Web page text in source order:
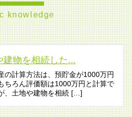
knowledge
建物を相続した...
の計算方法は、預貯金が1000万円
ちろん評価額は1000万円と計算で
、土地や建物を相続 […]